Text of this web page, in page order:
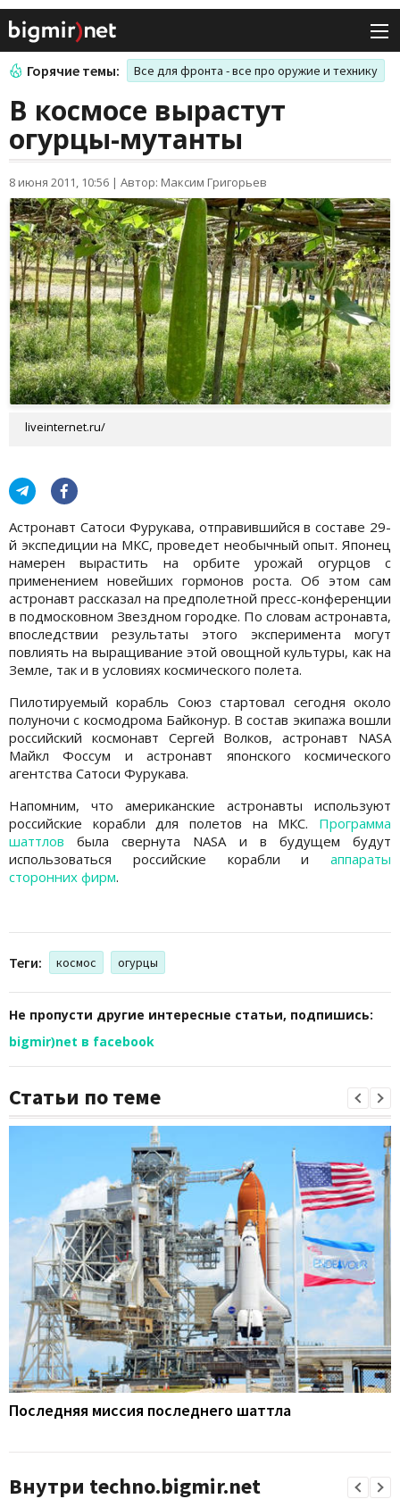
Горячие темы: Все для фронта - все про оружие и технику
В космосе вырастут
огурцы-мутанты
8 июня 2011, 10:56 | Автор: Максим Григорьев
liveinternet.ru/
Астронавт Сатоси Фурукава, отправившийся в составе 29-
й экспедиции на МКС, проведет необычный опыт. Японец
намерен вырастить на орбите урожай огурцов с
применением новейших гормонов роста. Об этом сам
астронавт рассказал на предполетной пресс-конференции
в подмосковном Звездном городке. По словам астронавта,
впоследствии результаты этого эксперимента могут
повлиять на выращивание этой овощной культуры, как на
Земле, так и в условиях космического полета.
Пилотируемый корабль Союз стартовал сегодня около
полуночи с космодрома Байконур. В состав экипажа вошли
российский космонавт Сергей Волков, астронавт NASA
Майкл Фоссум и астронавт японского космического
агентства Сатоси Фурукава.
Напомним, что американские астронавты используют
российские корабли для полетов на МКС. Программа
шаттлов была свернута NASA и в будущем будут
использоваться российские корабли и аппараты
сторонних фирм.
Теги: космос огурцы
Не пропусти другие интересные статьи, подпишись:
bigmir)net в facebook
Статьи по теме
Последняя миссия последнего шаттла
Внутри techno.bigmir.net